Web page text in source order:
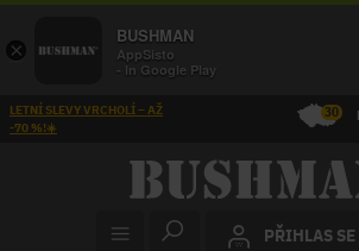
LETNÍ SLEVY VRCHOLÍ – AŽ
-70 %!☀️
30
PŘIHLAS SE
×
BUSHMAN
AppSisto
- In Google Play